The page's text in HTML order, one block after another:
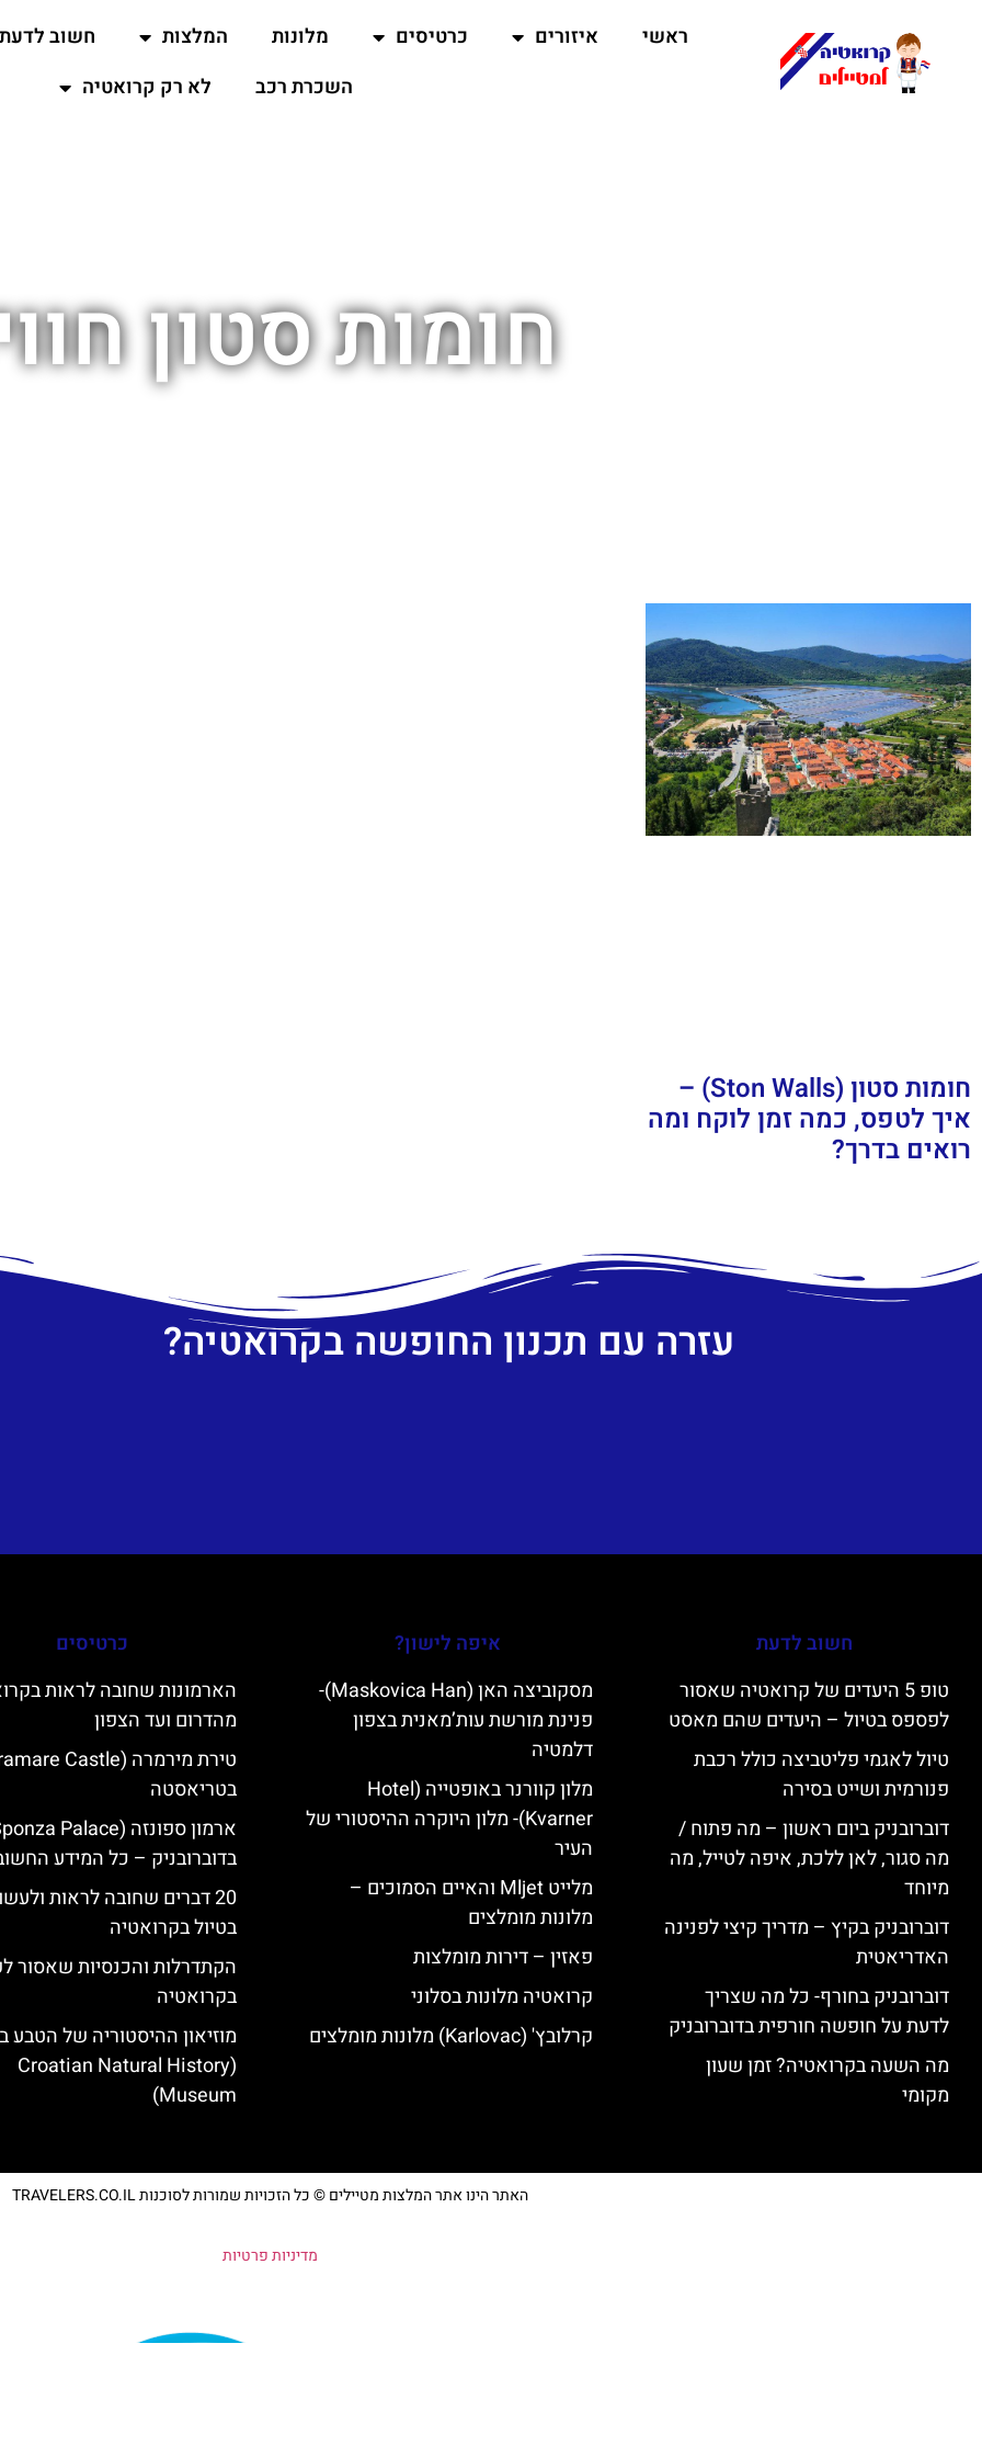
ראשי איזורים כרטיסים מלונות המלצות חשוב לדעת
השכרת רכב
לא רק קרואטיה
חומות סטון
חומות סטון (Ston Walls) –
איך לטפס, כמה זמן לוקח ומה
רואים בדרך?
עזרה עם תכנון החופשה בקרואטיה?
חשוב לדעת
טופ 5 היעדים של קרואטיה שאסור
לפספס בטיול – היעדים שהם מאסט
טיול לאגמי פליטביצה כולל רכבת
פנורמית ושייט בסירה
דוברובניק ביום ראשון – מה פתוח /
מה סגור, לאן ללכת, איפה לטייל, מה
מיוחד
דוברובניק בקיץ – מדריך קיצי לפנינה
האדריאטית
דוברובניק בחורף- כל מה שצריך
לדעת על חופשה חורפית בדוברובניק
מה השעה בקרואטיה? זמן שעון
מקומי
איפה לישון?
מסקוביצה האן (Maskovica Han)-
פנינת מורשת עות’מאנית בצפון
דלמטיה
מלון קוורנר באופטייה (Hotel
Kvarner)- מלון היוקרה ההיסטורי של
העיר
מלייט Mljet והאיים הסמוכים –
מלונות מומלצים
פאזין – דירות מומלצות
קרואטיה מלונות בסלוני
קרלובץ' (Karlovac) מלונות מומלצים
כרטיסים
הארמונות שחובה לראות
מהדרום ועד הצפון
בטריאסטה
בדוברובניק – כל המידע
20 דברים שחובה לראות
בטיול בקרואטיה
הקתדרלות והכנסיות שאסור
בקרואטיה
מוזיאון ההיסטוריה של הטבע
(Croatian Natural History
Museum)
האתר הינו אתר המלצות מטיילים © כל הזכויות שמורות לסוכנות TRAVELERS.CO.IL
מדיניות פרטיות